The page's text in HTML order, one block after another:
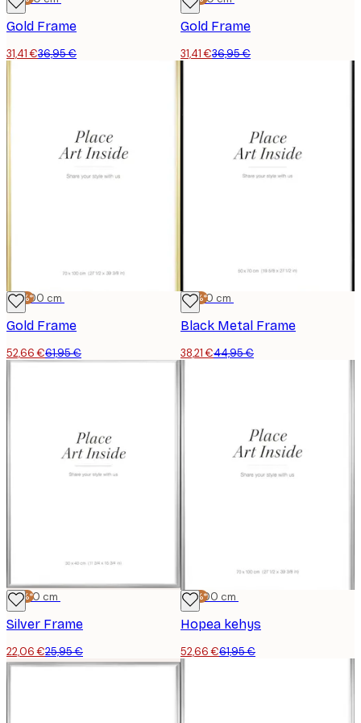
Gold Frame
31,41 €36,95 €
Gold Frame
31,41 €36,95 €
-15%*
70x100 cm
Gold Frame
52,66 €61,95 €
-15%*
50x70 cm
Black Metal Frame
38,21 €44,95 €
-15%*
30x40 cm
Silver Frame
22,06 €25,95 €
-15%*
70x100 cm
Hopea kehys
52,66 €61,95 €